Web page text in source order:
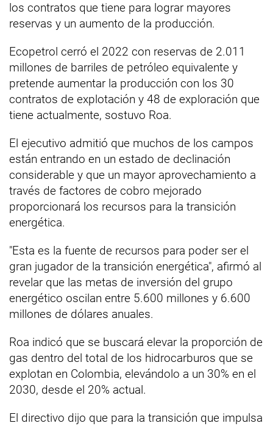
los contratos que tiene para lograr mayores
reservas y un aumento de la producción.
Ecopetrol cerró el 2022 con reservas de 2.011
millones de barriles de petróleo equivalente y
pretende aumentar la producción con los 30
contratos de explotación y 48 de exploración que
tiene actualmente, sostuvo Roa.
El ejecutivo admitió que muchos de los campos
están entrando en un estado de declinación
considerable y que un mayor aprovechamiento a
través de factores de cobro mejorado
proporcionará los recursos para la transición
energética.
"Esta es la fuente de recursos para poder ser el
gran jugador de la transición energética", afirmó al
revelar que las metas de inversión del grupo
energético oscilan entre 5.600 millones y 6.600
millones de dólares anuales.
Roa indicó que se buscará elevar la proporción de
gas dentro del total de los hidrocarburos que se
explotan en Colombia, elevándolo a un 30% en el
2030, desde el 20% actual.
El directivo dijo que para la transición que impulsa